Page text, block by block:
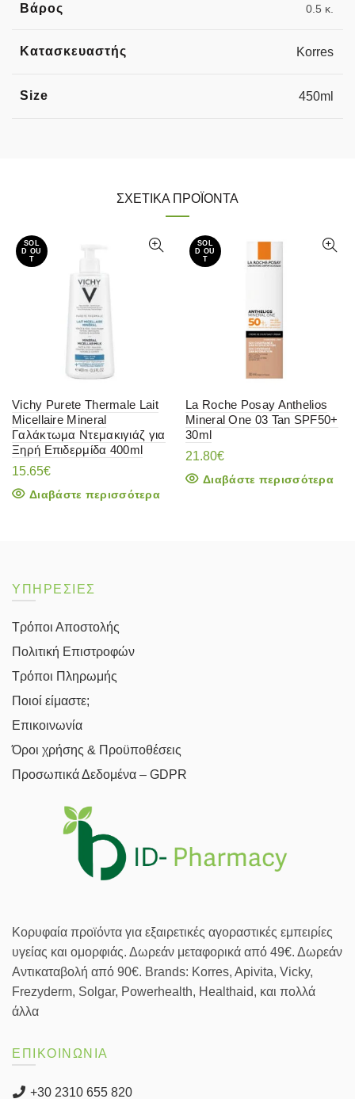
Βάρος 0.5 κ.
Κατασκευαστής Korres
Size 450ml
ΣΧΕΤΙΚΆ ΠΡΟΪΌΝΤΑ
SOL
D OU
T
Vichy Purete Thermale Lait
Micellaire Mineral
Γαλάκτωμα Ντεμακιγιάζ για
Ξηρή Επιδερμίδα 400ml
15.65€
Διαβάστε περισσότερα
SOL
D OU
T
La Roche Posay Anthelios
Mineral One 03 Tan SPF50+
30ml
21.80€
Διαβάστε περισσότερα
ΥΠΗΡΕΣΙΕΣ
Τρόποι Αποστολής
Πολιτική Επιστροφών
Τρόποι Πληρωμής
Ποιοί είμαστε;
Επικοινωνία
Όροι χρήσης & Προϋποθέσεις
Προσωπικά Δεδομένα – GDPR
Κορυφαία προϊόντα για εξαιρετικές αγοραστικές εμπειρίες
υγείας και ομορφιάς. Δωρεάν μεταφορικά από 49€. Δωρεάν
Αντικαταβολή από 90€. Brands: Korres, Apivita, Vicky,
Frezyderm, Solgar, Powerhealth, Healthaid, και πολλά
άλλα
ΕΠΙΚΟΙΝΩΝΙΑ
+30 2310 655 820